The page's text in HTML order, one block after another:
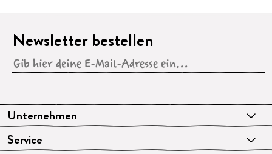
Unternehmen
Service
Newsletter bestellen